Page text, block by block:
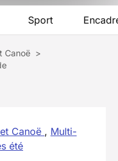
Sport
Canoë >
Canoë , Multi-
été